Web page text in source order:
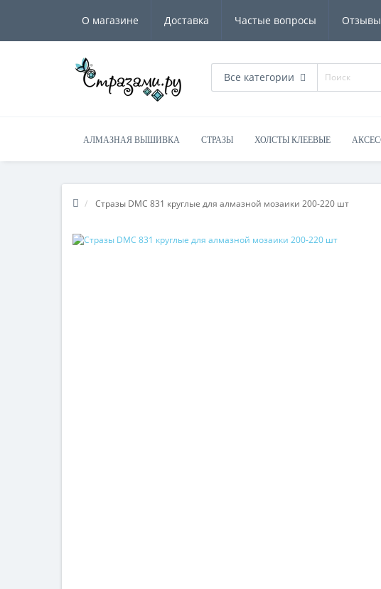
О магазине Доставка Частые вопросы
Все категории
АЛМАЗНАЯ ВЫШИВКА СТРАЗЫ ХОЛСТЫ КЛЕЕВЫЕ
Стразы DMC 831 круглые для алмазной мозаики 200-220 шт